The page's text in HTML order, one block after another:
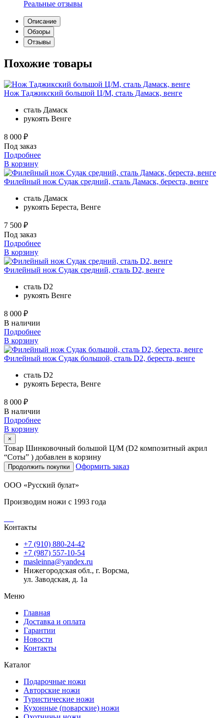
Реальные отзывы
Описание
Обзоры
Отзывы
Похожие товары
Нож Таджикский большой Ц/М, сталь Дамаск, венге
сталь Дамаск
рукоять Венге
8 000 ₽
Под заказ
Подробнее
В корзину
Филейный нож Судак средний, сталь Дамаск, береста, венге
сталь Дамаск
рукоять Береста, Венге
7 500 ₽
Под заказ
Подробнее
В корзину
Филейный нож Судак средний, сталь D2, венге
сталь D2
рукоять Венге
8 000 ₽
В наличии
Подробнее
В корзину
Филейный нож Судак большой, сталь D2, береста, венге
сталь D2
рукоять Береста, Венге
8 000 ₽
В наличии
Подробнее
В корзину
×
Товар Шинковочный большой Ц/М (D2 композитный акрил
“Соты” ) добавлен в корзину
Продолжить покупки Оформить заказ
ООО «Русский булат»
Производим ножи с 1993 года
Контакты
+7 (910) 880-24-42
+7 (987) 557-10-54
masleinna@yandex.ru
Нижегородская обл., г. Ворсма,
ул. Заводская, д. 1а
Меню
Главная
Доставка и оплата
Гарантии
Новости
Контакты
Каталог
Подарочные ножи
Авторские ножи
Туристические ножи
Кухонные (поварские) ножи